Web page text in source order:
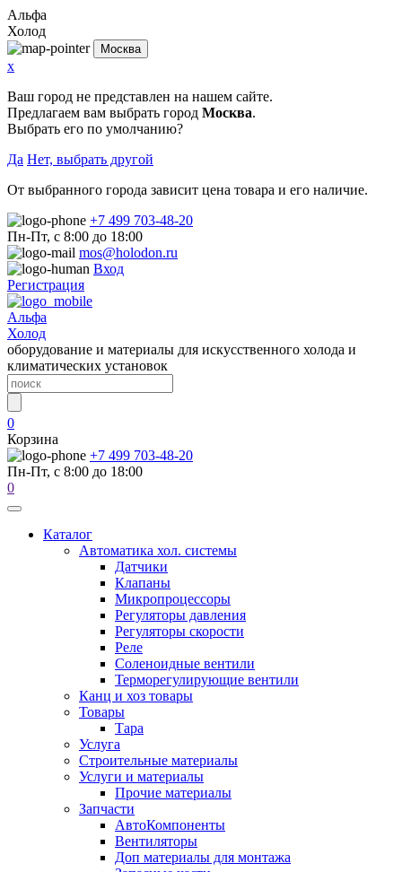
Альфа
Холод
Москва
x
Ваш город не представлен на нашем сайте.
Предлагаем вам выбрать город Москва.
Выбрать его по умолчанию?
Да Нет, выбрать другой
От выбранного города зависит цена товара и его наличие.
+7 499 703-48-20
Пн-Пт, с 8:00 до 18:00
mos@holodon.ru
Вход
Регистрация
Альфа
Холод
оборудование и материалы для искусственного холода и
климатических установок
0
Корзина
+7 499 703-48-20
Пн-Пт, с 8:00 до 18:00
0
Каталог
Автоматика хол. системы
Датчики
Клапаны
Микропроцессоры
Регуляторы давления
Регуляторы скорости
Реле
Соленоидные вентили
Терморегулирующие вентили
Канц и хоз товары
Товары
Тара
Услуга
Строительные материалы
Услуги и материалы
Прочие материалы
Запчасти
АвтоКомпоненты
Вентиляторы
Доп материалы для монтажа